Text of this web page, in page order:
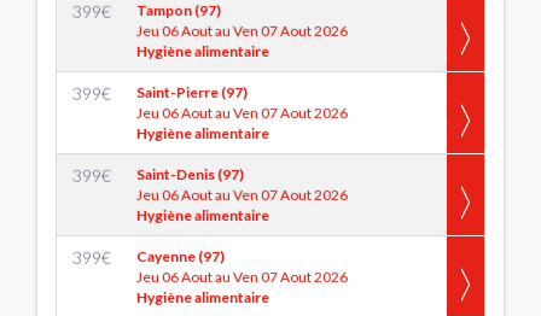
399€
Tampon (97)
Jeu 06 Aout au Ven 07 Aout 2026
Hygiène alimentaire
399€
Saint-Pierre (97)
Jeu 06 Aout au Ven 07 Aout 2026
Hygiène alimentaire
399€
Saint-Denis (97)
Jeu 06 Aout au Ven 07 Aout 2026
Hygiène alimentaire
399€
Cayenne (97)
Jeu 06 Aout au Ven 07 Aout 2026
Hygiène alimentaire